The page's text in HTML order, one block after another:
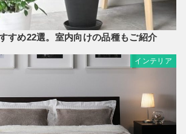
すめ22選。室内向けの品種もご紹介
インテリア